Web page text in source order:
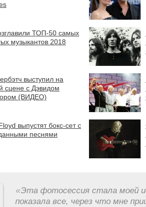
ТОП-50 самых
музыкантов 2018
выступил на
сцене с Дэвидом
(ВИДЕО)
выпустят бокс-сет с
песнями
«Эта фотосессия стала моей
показала все, через что мне